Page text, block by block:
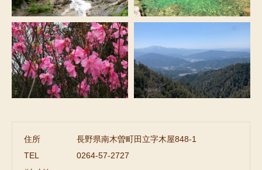
住所
長野県南木曽町田立字木屋848-1
TEL
0264-57-2727